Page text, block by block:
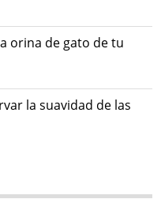
orina de gato de tu
la suavidad de las